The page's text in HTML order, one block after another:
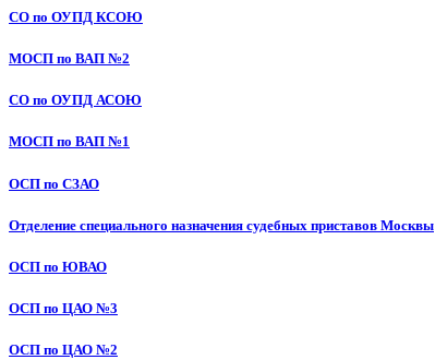
СО по ОУПД КСОЮ
МОСП по ВАП №2
СО по ОУПД АСОЮ
МОСП по ВАП №1
ОСП по СЗАО
Отделение специального назначения судебных приставов Москвы
ОСП по ЮВАО
ОСП по ЦАО №3
ОСП по ЦАО №2